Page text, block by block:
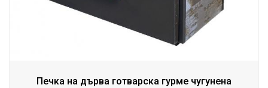
Печка на дърва готварска гурме чугунена